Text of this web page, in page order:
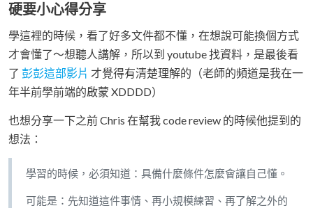
硬要小心得分享
學這裡的時候，看了好多文件都不懂，在想說可能換個方式
才會懂了～想聽人講解，所以到 youtube 找資料，是最後看
了 彭彭這部影片 才覺得有清楚理解的（老師的頻道是我在一
年半前學前端的啟蒙 XDDDD）
也想分享一下之前 Chris 在幫我 code review 的時候他提到的
想法：
學習的時候，必須知道：具備什麼條件怎麼會讓自己懂。
可能是：先知道這件事情、再小規模練習、再了解之外的